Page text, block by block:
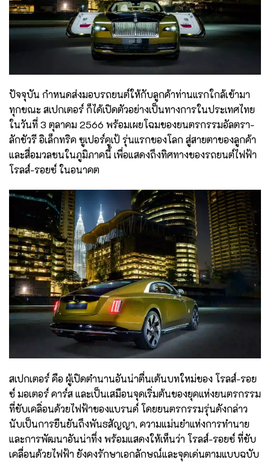
ปัจจุบัน กำหนดส่งมอบรถยนต์ให้กับลูกค้าท่านแรกใกล้เข้ามา
ทุกขณะ สเปกเตอร์ ก็ได้เปิดตัวอย่างเป็นทางการในประเทศไทย
ในวันที่ 3 ตุลาคม 2566 พร้อมเผยโฉมของยนตรกรรมอัลตรา-
ลักชัวรี อิเล็กทริค ซูเปอร์คูเป้ รุ่นแรกของโลก สู่สายตาของลูกค้า
และสื่อมวลชนในภูมิภาคนี้ เพื่อแสดงถึงทิศทางของรถยนต์ไฟฟ้า
โรลส์-รอยซ์ ในอนาคต
สเปกเตอร์ คือ ผู้เปิดตำนานอันน่าตื่นเต้นบทใหม่ของ โรลส์-รอย
ซ์ มอเตอร์ คาร์ส และเป็นเสมือนจุดเริ่มต้นของยุคแห่งยนตรกรรม
ที่ขับเคลิ่อนด้วยไฟฟ้าของแบรนด์ โดยยนตรกรรมรุ่นดังกล่าว
นับเป็นการยืนยันถึงพันธสัญญา, ความแม่นยำแห่งการทำนาย
และการพัฒนาอันน่าทึ่ง พร้อมแสดงให้เห็นว่า โรลส์-รอยซ์ ที่ขับ
เคลื่อนด้วยไฟฟ้า ยังคงรักษาเอกลักษณ์และจุดเด่นตามแบบฉบับ